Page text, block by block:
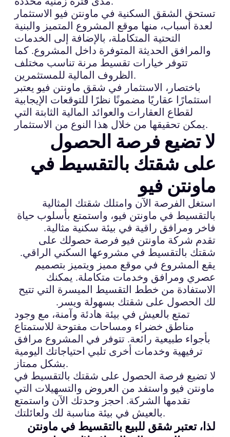
تستحق الشقق السكنية في ماونتن فيو الاستثمار
لعدة أسباب، منها موقع المشروع المتميز والبنية
التحتية المتكاملة، بالإضافة إلى الخدمات
والمرافق الحديثة المتوفرة داخل المشروع. كما
تتوفر خيارات تقسيط مرنة تناسب مختلف
الظروف المالية للمستثمرين.
باختصار، الاستثمار في شقق ماونتن فيو يعتبر
استثمارًا عقاريًا مضمونًا نظرًا للتوقعات الإيجابية
لقطاع العقارات والعوائد المالية الثابتة التي
يمكن تحقيقها من خلال هذا النوع من الاستثمار.
لا تضيع فرصة الحصول
على شقتك بالتقسيط في
ماونتن فيو
استغل الفرصة الآن وامتلك شقتك المثالية
بالتقسيط في ماونتن فيو، واستمتع بأسلوب حياة
فاخر ومرافق راقية في بيئة سكنية مثالية.
تقدم شركة ماونتن فيو فرصة حصولك على
شقتك بالتقسيط في مشروعها السكني الراقي.
يقع المشروع في موقع مميز ويتميز بتصميم
عصري ومرافق وخدمات متكاملة. يمكنك
الاستفادة من خطط التقسيط الميسرة التي تتيح
لك الحصول على شقتك بسهولة ويسر.
تمتع بالعيش في بيئة هادئة وآمنة، مع وجود
مناطق خضراء ومساحات مفتوحة للاستمتاع
بأجواء طبيعية رائعة. تتوفر في المشروع مرافق
ترفيهية وخدمات أخرى تلبي احتياجاتك اليومية
بشكل ممتاز.
لا تضيع فرصة الحصول على شقتك بالتقسيط في
ماونتن فيو واستفد من العروض والتسهيلات التي
تقدمها الشركة. احجز وحدتك الآن واستمتع
بالعيش في بيئة مناسبة لك ولعائلتك.
لذا، تعتبر شقق للبيع بالتقسيط في ماونتن